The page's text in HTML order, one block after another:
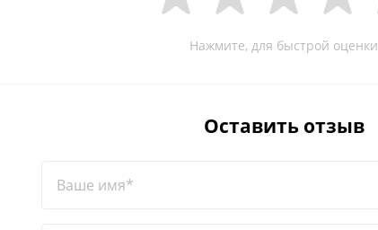
Нажмите, для быстрой оценки
Оставить отзыв
Ваше имя*